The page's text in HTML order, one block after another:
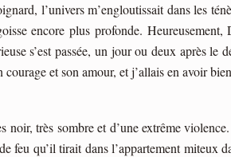
l’univers m’engloutissait dans les
encore plus profonde.
s’est passée, un jour ou deux après le
courage et son amour, et j’allais en avoir
très sombre et d’une extrême
feu qu’il tirait dans l’appartement